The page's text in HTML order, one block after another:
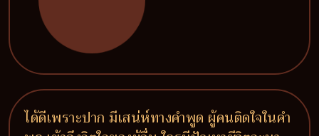
ได้ดีเพราะปาก มีเสน่ห์ทางคำพูด ผู้คนติดใจในคำ